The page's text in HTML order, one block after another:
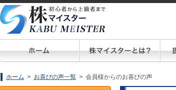
ホーム > お喜びの声一覧 > 会員様からのお喜びの声